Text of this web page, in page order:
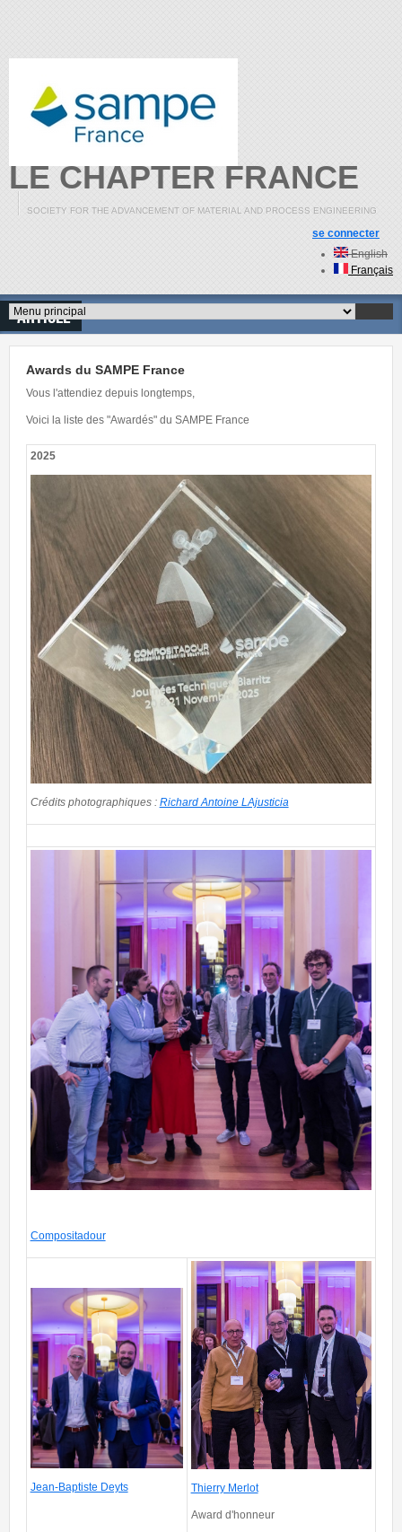
LE CHAPTER FRANCE
SOCIETY FOR THE ADVANCEMENT OF MATERIAL AND PROCESS ENGINEERING
se connecter
English
Français
Menu principal
Article
Awards du SAMPE France
Vous l'attendiez depuis longtemps,
Voici la liste des "Awardés" du SAMPE France
2025
award2025.jpg
Crédits photographiques : Richard Antoine LAjusticia
Compositadour
_AJ_3727.jpg
Jean-Baptiste Deyts
_AJ_3974.jpg
Thierry Merlot
Award d'honneur